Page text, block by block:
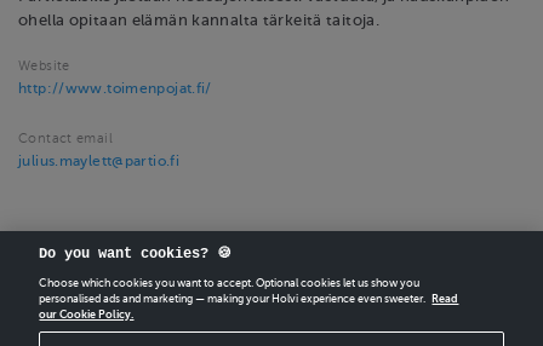
ohella opitaan elämän kannalta tärkeitä taitoja.
Website
http://www.toimenpojat.fi/
Contact email
julius.maylett@partio.fi
CREATEYOUR OWN HOLVI ONLINE STORE IN MINUTES.
Do you want cookies? 🍪
Choose which cookies you want to accept. Optional cookies let us show you
personalised ads and marketing — making your Holvi experience even sweeter.
Read
our Cookie Policy.